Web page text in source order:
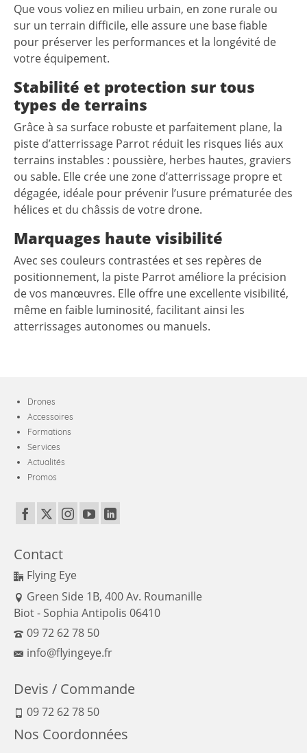
Que vous voliez en milieu urbain, en zone rurale ou
sur un terrain difficile, elle assure une base fiable
pour préserver les performances et la longévité de
votre équipement.
Stabilité et protection sur tous
types de terrains
Grâce à sa surface robuste et parfaitement plane, la
piste d’atterrissage Parrot réduit les risques liés aux
terrains instables : poussière, herbes hautes, graviers
ou sable. Elle crée une zone d’atterrissage propre et
dégagée, idéale pour prévenir l’usure prématurée des
hélices et du châssis de votre drone.
Marquages haute visibilité
Avec ses couleurs contrastées et ses repères de
positionnement, la piste Parrot améliore la précision
de vos manœuvres. Elle offre une excellente visibilité,
même en faible luminosité, facilitant ainsi les
atterrissages autonomes ou manuels.
Drones
Accessoires
Formations
Services
Actualités
Promos
Contact
Flying Eye
Green Side 1B, 400 Av. Roumanille
Biot - Sophia Antipolis 06410
09 72 62 78 50
info@flyingeye.fr
Devis / Commande
09 72 62 78 50
Nos Coordonnées